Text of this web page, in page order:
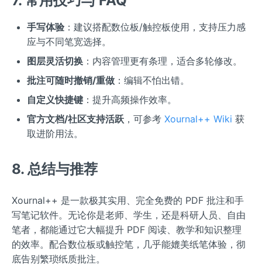
手写体验：建议搭配数位板/触控板使用，支持压力感
应与不同笔宽选择。
图层灵活切换：内容管理更有条理，适合多轮修改。
批注可随时撤销/重做：编辑不怕出错。
自定义快捷键：提升高频操作效率。
官方文档/社区支持活跃，可参考 Xournal++ Wiki 获
取进阶用法。
8. 总结与推荐
Xournal++ 是一款极其实用、完全免费的 PDF 批注和手
写笔记软件。无论你是老师、学生，还是科研人员、自由
笔者，都能通过它大幅提升 PDF 阅读、教学和知识整理
的效率。配合数位板或触控笔，几乎能媲美纸笔体验，彻
底告别繁琐纸质批注。